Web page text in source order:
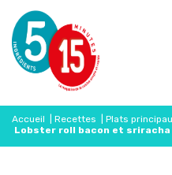
Accueil Recettes Plats
Lobster roll bacon et sriracha